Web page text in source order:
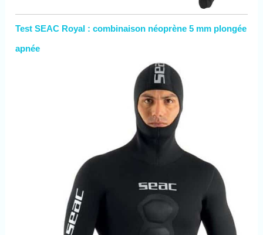
Test SEAC Royal : combinaison néoprène 5 mm plongée
apnée